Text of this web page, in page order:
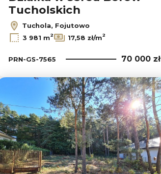
Tucholskich
Tuchola, Fojutowo
3 981 m2 17,58 zł/m2
PRN-GS-7565 70 000 zł